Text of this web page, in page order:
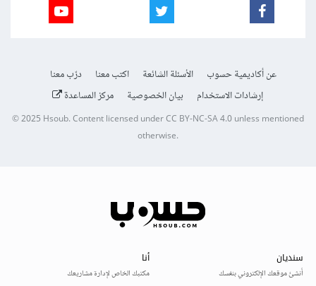
عن أكاديمية حسوب الأسئلة الشائعة اكتب معنا
درّب معنا
إرشادات الاستخدام
بيان الخصوصية مركز المساعدة
© 2025Hsoub.Content licensed underCC BY-NC-SA 4.0unless mentioned
otherwise.